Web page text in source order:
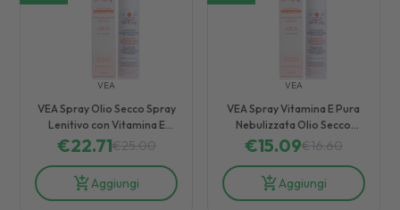
VEA
VEA Spray Olio Secco Spray
Lenitivo con Vitamina E
Pura Nebulizzata 100 ml
€22.71€25.00
Aggiungi
VEA
VEA Spray Vitamina E Pura
Nebulizzata Olio Secco
Spray 50 ml
€15.09€16.60
Aggiungi